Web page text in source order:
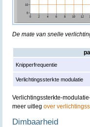
De mate van snelle
Knipperfrequentie
Verlichtingssterkte modulatie
Verlichtingssterkte-
meer uitleg over
Dimbaarheid